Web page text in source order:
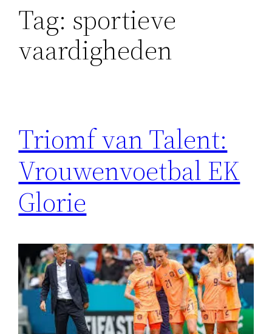
Tag: sportieve
vaardigheden
Triomf van Talent:
Vrouwenvoetbal EK
Glorie